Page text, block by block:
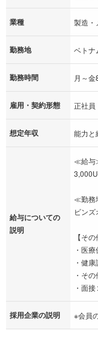
業種 製造・
勤務地 ベトナ
勤務時間 月～
雇用・契約形態 正社員
想定年収 能力と
給与についての
説明
≪給
≪勤
ビン
【その
・医
・健
・そ
・面
採用企業の説明 ※会員